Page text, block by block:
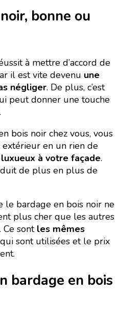
bonne ou
à mettre d’accord de
il est vite devenu une
négliger. De plus, c’est
peut donner une touche
bois noir chez vous, vous
en un rien de
à votre façade.
de plus en plus de
le bardage en bois noir ne
plus cher que les autres
Ce sont les mêmes
qui sont utilisées et le prix
bardage en bois